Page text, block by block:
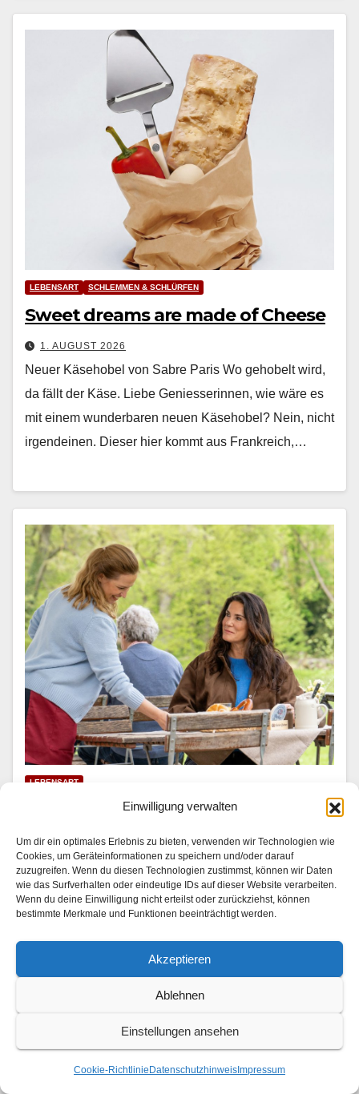
Einwilligung verwalten
Um dir ein optimales Erlebnis zu bieten, verwenden wir Technologien wie
Cookies, um Geräteinformationen zu speichern und/oder darauf
zuzugreifen. Wenn du diesen Technologien zustimmst, können wir Daten
wie das Surfverhalten oder eindeutige IDs auf dieser Website verarbeiten.
Wenn du deine Einwilligung nicht erteilst oder zurückziehst, können
bestimmte Merkmale und Funktionen beeinträchtigt werden.
Akzeptieren
Ablehnen
Einstellungen ansehen
Cookie-Richtlinie Datenschutzhinweis Impressum
LEBENSART SCHLEMMEN & SCHLÜRFEN
Sweet dreams are made of Cheese
1. AUGUST 2026
Neuer Käsehobel von Sabre Paris Wo geho­belt wird,
da fällt der Käse. Liebe Geniesserin­nen, wie wäre es
mit einem wun­der­baren neuen Käse­ho­bel? Nein, nicht
irgen­deinen. Dieser hier kommt aus Frankre­ich,…
LEBENSART
Mariella Ahrens wird Hotelkritikerin
31. JULI 2026
In “Die Landarztpraxis — Team Sonnenhof” | SAT.1 am
3. und 4. August 2026 Im Son­nen­hof checkt ein ganz
beson­der­er Gast ein: Mariel­la Ahrens (“GZSZ”, “Der